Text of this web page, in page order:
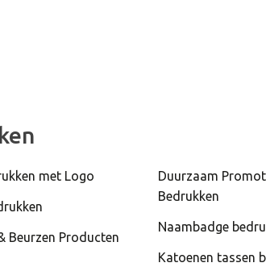
met Logo
Beurzen Producten
Duurzaam
Bedrukken
Naambadge
Katoenen tassen